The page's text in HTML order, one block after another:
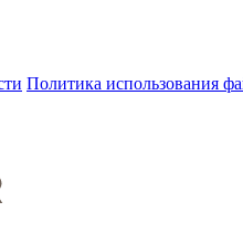
Политика использования